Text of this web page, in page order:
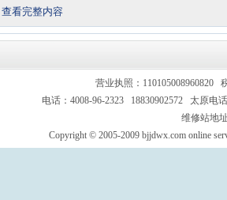
查看完整内容
营业执照：110105008960820
电话：4008-96-2323 18830902572 太原电
维修站地
Copyright © 2005-2009 bjjdwx.com online